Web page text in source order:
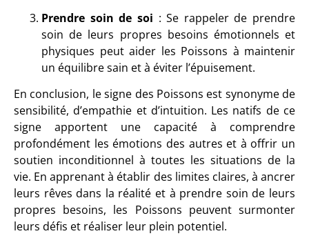
Prendre soin de soi : Se rappeler de prendre
soin de leurs propres besoins émotionnels et
physiques peut aider les Poissons à maintenir
un équilibre sain et à éviter l’épuisement.
En conclusion, le signe des Poissons est synonyme de
sensibilité, d’empathie et d’intuition. Les natifs de ce
signe apportent une capacité à comprendre
profondément les émotions des autres et à offrir un
soutien inconditionnel à toutes les situations de la
vie. En apprenant à établir des limites claires, à ancrer
leurs rêves dans la réalité et à prendre soin de leurs
propres besoins, les Poissons peuvent surmonter
leurs défis et réaliser leur plein potentiel.